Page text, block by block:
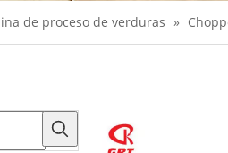
de proceso de verduras »